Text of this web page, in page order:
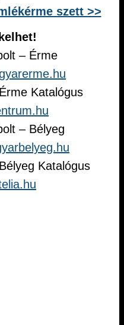
szett >>
– Érme
Katalógus
– Bélyeg
Katalógus